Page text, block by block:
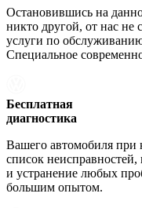
Остановившись на
никто другой, от нас не
услуги по
Специальное
Бесплатная
диагностика
Вашего автомобиля при
список
и устранение любых
большим опытом.